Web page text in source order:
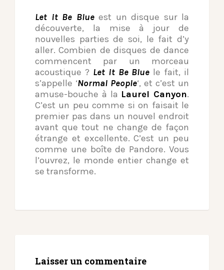
Let it Be Blueest un disque sur la
découverte, la mise à jour de
nouvelles parties de soi, le fait d’y
aller. Combien de disques de dance
commencent par un morceau
acoustique ? Let it Be Blue le fait, il
s’appelle ‘Normal People‘, et c’est un
amuse-bouche à la Laurel Canyon.
C’est un peu comme si on faisait le
premier pas dans un nouvel endroit
avant que tout ne change de façon
étrange et excellente. C’est un peu
comme une boîte de Pandore. Vous
l’ouvrez, le monde entier change et
se transforme.
Laisser un commentaire